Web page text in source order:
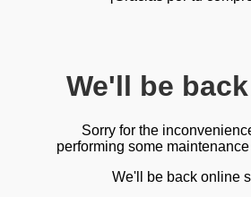
We'll be
Sorry for the
performing some
We'll be back online